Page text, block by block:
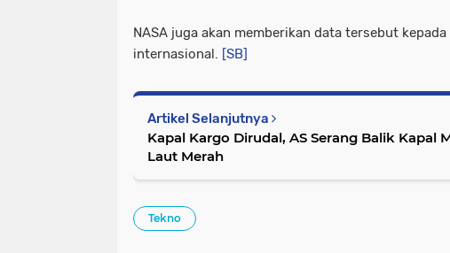
NASA juga akan memberikan data tersebut
internasional. [SB]
Artikel Selanjutnya
Kapal Kargo Dirudal, AS Serang Balik Kapal
Laut Merah
Tekno